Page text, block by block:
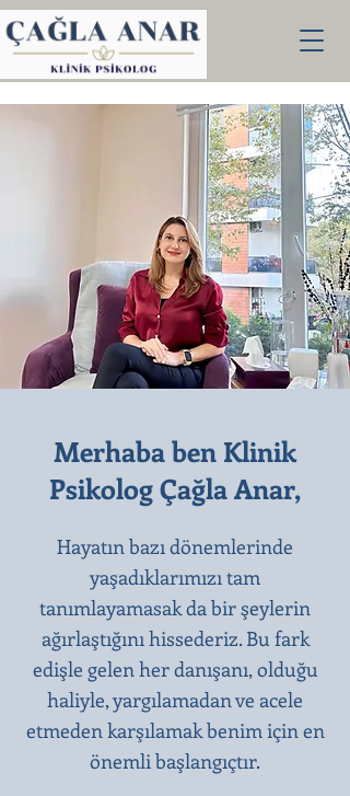
Merhaba ben Klinik
Psikolog Çağla Anar,
Hayatın bazı dönemlerinde
yaşadıklarımızı tam
tanımlayamasak da bir şeylerin
ağırlaştığını hissederiz. Bu fark
edişle gelen her danışanı, olduğu
haliyle, yargılamadan ve acele
etmeden karşılamak benim için en
önemli başlangıçtır.​